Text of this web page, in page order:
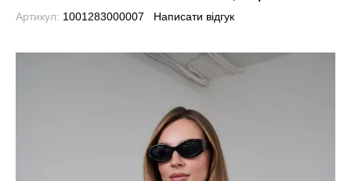
Артикул: 1001283000007 Написати відгук